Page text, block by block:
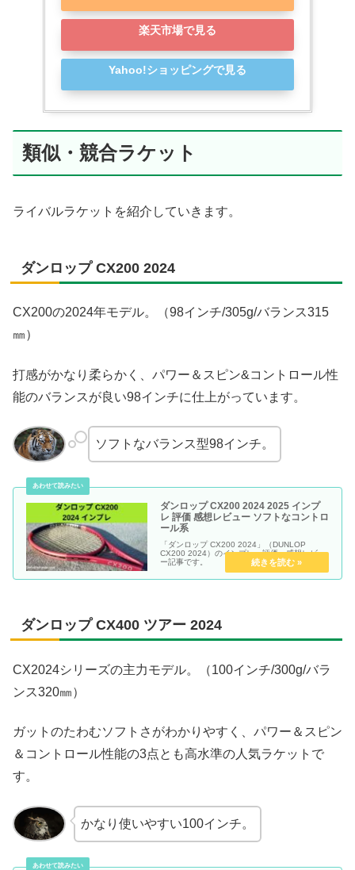
楽天市場で見る
Yahoo!ショッピングで見る
類似・競合ラケット
ライバルラケットを紹介していきます。
ダンロップ CX200 2024
CX200の2024年モデル。（98インチ/305g/バランス315
㎜）
打感がかなり柔らかく、パワー＆スピン&コントロール性
能のバランスが良い98インチに仕上がっています。
ソフトなバランス型98インチ。
ダンロップ CX200 2024 2025 インプ
レ 評価 感想レビュー ソフトなコントロ
ール系
「ダンロップ CX200 2024」（DUNLOP
CX200 2024）のインプレ・評価・感想レビュ
ー記事です。
ダンロップ CX400 ツアー 2024
CX2024シリーズの主力モデル。（100インチ/300g/バラ
ンス320㎜）
ガットのたわむソフトさがわかりやすく、パワー＆スピン
＆コントロール性能の3点とも高水準の人気ラケットで
す。
かなり使いやすい100インチ。